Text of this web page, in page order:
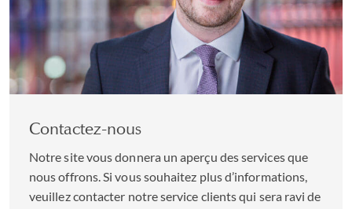
Contactez-nous
Notre site vous donnera un aperçu des services que
nous offrons. Si vous souhaitez plus d’informations,
veuillez contacter notre service clients qui sera ravi de